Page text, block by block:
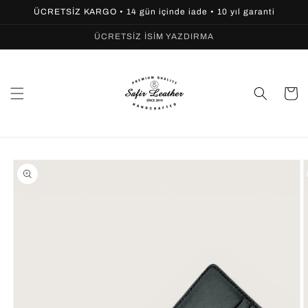
İçeriğe
ÜCRETSİZ KARGO • 14 gün içinde iade • 10 yıl garanti
ÜCRETSİZ İSİM YAZDIRMA
Sepet
Ürün
bilgisine
atla